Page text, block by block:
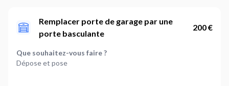
Remplacer porte de garage par une
porte basculante
200 €
Que souhaitez-vous faire ?
Dépose et pose